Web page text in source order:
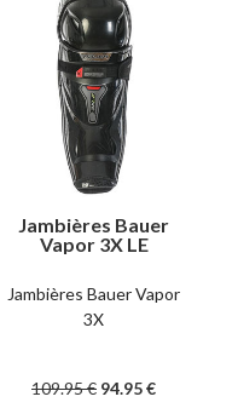
Jambières Bauer
Vapor 3X LE
Jambières Bauer Vapor
3X
109.95€ 94.95€